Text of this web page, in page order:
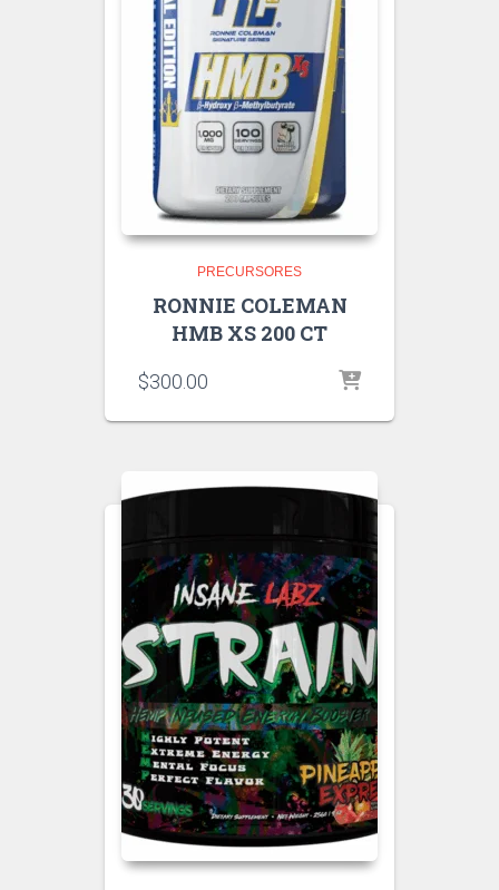
PRECURSORES
RONNIE COLEMAN
HMB XS 200 CT
$300.00